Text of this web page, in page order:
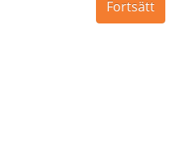
Fortsätt